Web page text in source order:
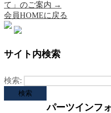
て」のご案内 →
会員HOMEに戻る
サイト内検索
検索:
パーツインフ